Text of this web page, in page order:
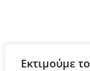
Εκτιμούμε